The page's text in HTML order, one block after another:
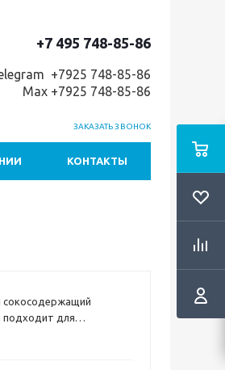
+7 495 748-85-86
+7925 748-85-86
Max +7925 748-85-86
ЗАКАЗАТЬ ЗВОНОК
КОНТАКТЫ
сокосодержащий
подходит для
и приготовления